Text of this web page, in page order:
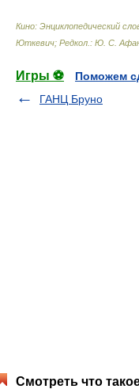
Кино: Энциклопедический
Юткевич; Редкол.: Ю. С.
Игры ⚽
Поможем
ГАНЦ Бруно
Смотреть что